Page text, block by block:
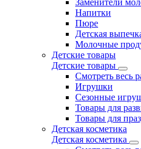
Заменители
Напитки
Пюре
Детская
Молочные
Детские товары
Детские товары
Смотреть весь
Игрушки
Сезонные
Товары для
Товары для
Детская косметика
Детская косметика